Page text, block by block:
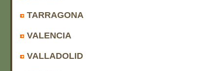
TARRAGONA
VALENCIA
VALLADOLID